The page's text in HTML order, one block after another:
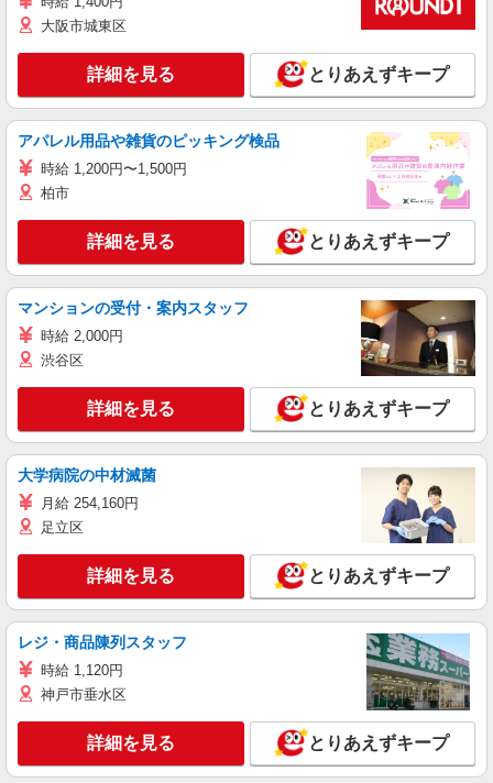
大阪市城東区
詳細を見る とりあえずキープ
アパレル用品や雑貨のピッキング検品
時給 1,200円〜1,500円
柏市
詳細を見る とりあえずキープ
マンションの受付・案内スタッフ
時給 2,000円
渋谷区
詳細を見る とりあえずキープ
大学病院の中材滅菌
月給 254,160円
足立区
詳細を見る とりあえずキープ
レジ・商品陳列スタッフ
時給 1,120円
神戸市垂水区
詳細を見る とりあえずキープ